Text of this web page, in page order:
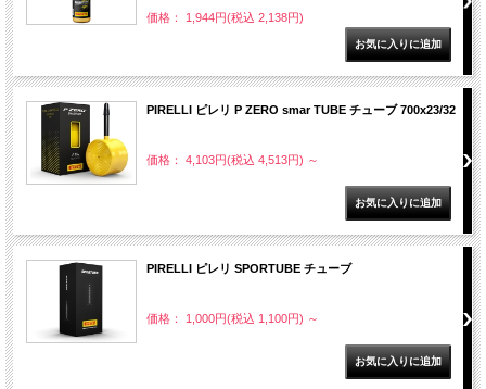
価格： 1,944円(税込 2,138円)
PIRELLI ピレリ P ZERO smar TUBE チューブ 700x23/32
価格： 4,103円(税込 4,513円) ～
PIRELLI ピレリ SPORTUBE チューブ
価格： 1,000円(税込 1,100円) ～